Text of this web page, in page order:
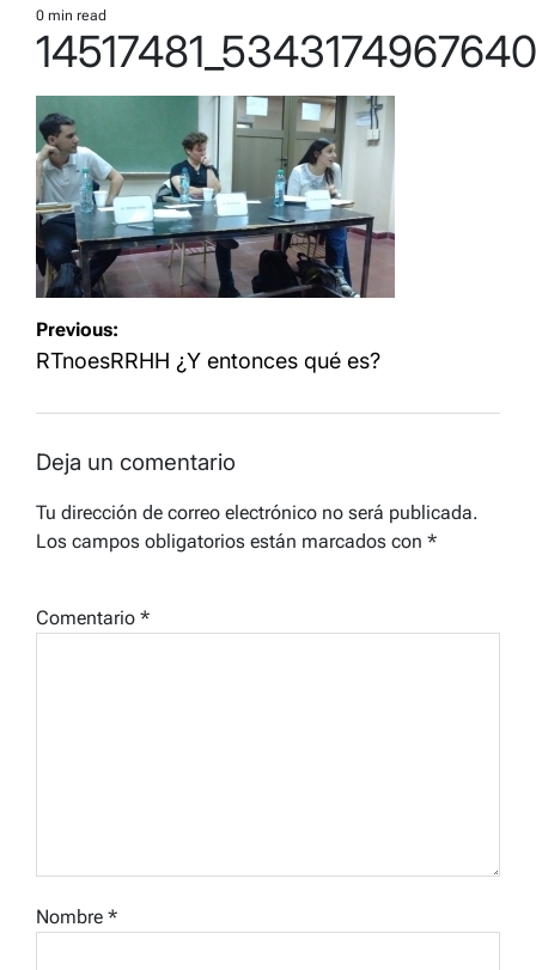
Estimated
read
time
0 min read
Navegación
de
Previous:
RTnoesRRHH ¿Y entonces qué es?
Deja un comentario
Tu dirección de correo electrónico no será publicada.
Los campos obligatorios están marcados con *
Comentario *
Nombre *